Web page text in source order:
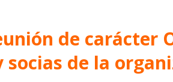
de carácter
socias de la